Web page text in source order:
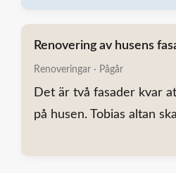
Renovering av husens
Renoveringar · Pågår
Det är två fasader kvar
på husen. Tobias altan